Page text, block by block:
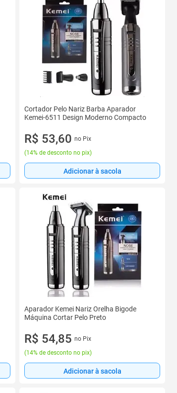
Cortador Pelo Nariz Barba Aparador
Kemei-6511 Design Moderno Compacto
R$ 53,60 no Pix
(14% de desconto no pix)
Adicionar à sacola
Aparador Kemei Nariz Orelha Bigode
Máquina Cortar Pelo Preto
R$ 54,85 no Pix
(14% de desconto no pix)
Adicionar à sacola